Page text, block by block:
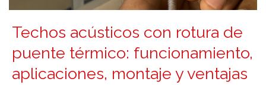
Techos acústicos con rotura de
puente térmico: funcionamiento,
aplicaciones, montaje y ventajas